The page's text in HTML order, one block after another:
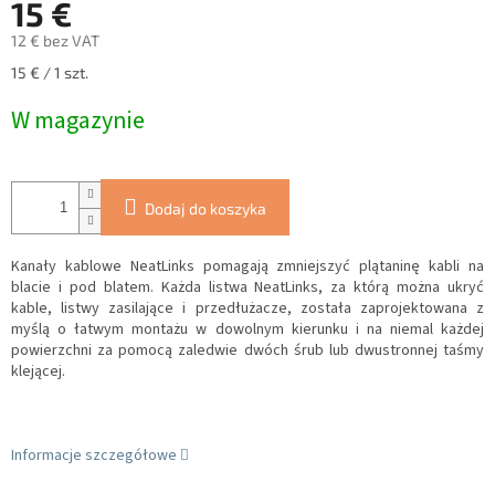
15 €
12 € bez VAT
Cena
15 € / 1 szt.
W magazynie
Dodaj do koszyka
Kanały kablowe NeatLinks pomagają zmniejszyć plątaninę kabli na
blacie i pod blatem. Każda listwa NeatLinks, za którą można ukryć
kable, listwy zasilające i przedłużacze, została zaprojektowana z
myślą o łatwym montażu w dowolnym kierunku i na niemal każdej
powierzchni za pomocą zaledwie dwóch śrub lub dwustronnej taśmy
klejącej.
Informacje szczegółowe